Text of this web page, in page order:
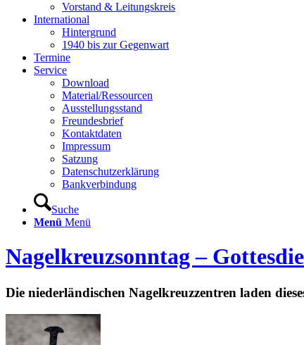
Vorstand & Leitungskreis
International
Hintergrund
1940 bis zur Gegenwart
Termine
Service
Download
Material/Ressourcen
Ausstellungsstand
Freundesbrief
Kontaktdaten
Impressum
Satzung
Datenschutzerklärung
Bankverbindung
Suche
Menü Menü
Nagelkreuzsonntag –
Die niederländischen Nagelkreuzzentren laden